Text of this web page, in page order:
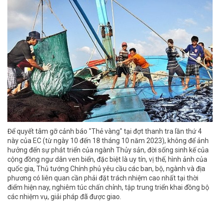
Để quyết tâm gỡ cảnh báo "Thẻ vàng" tại đợt thanh tra lần thứ 4
này của EC (từ ngày 10 đến 18 tháng 10 năm 2023), không để ảnh
hưởng đến sự phát triển của ngành Thủy sản, đời sống sinh kế của
cộng đồng ngư dân ven biển, đặc biệt là uy tín, vị thế, hình ảnh của
quốc gia, Thủ tướng Chính phủ yêu cầu các ban, bộ, ngành và địa
phương có liên quan cần phải đặt trách nhiệm cao nhất tại thời
điểm hiện nay, nghiêm túc chấn chỉnh, tập trung triển khai đồng bộ
các nhiệm vụ, giải pháp đã được giao.